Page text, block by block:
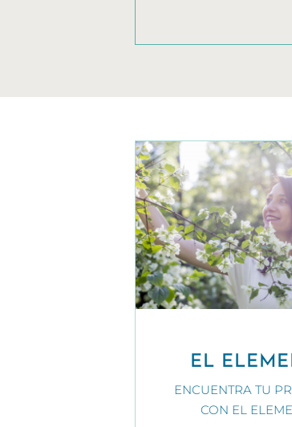
EL
ENCUENTRA TU
CON EL